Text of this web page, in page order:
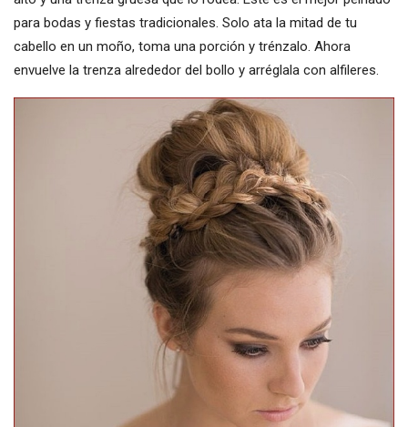
para bodas y fiestas tradicionales. Solo ata la mitad de tu
cabello en un moño, toma una porción y trénzalo. Ahora
envuelve la trenza alrededor del bollo y arréglala con alfileres.